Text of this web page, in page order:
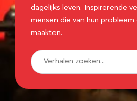
dagelijks leven. Inspirerende
mensen die van hun probleem
maakten.